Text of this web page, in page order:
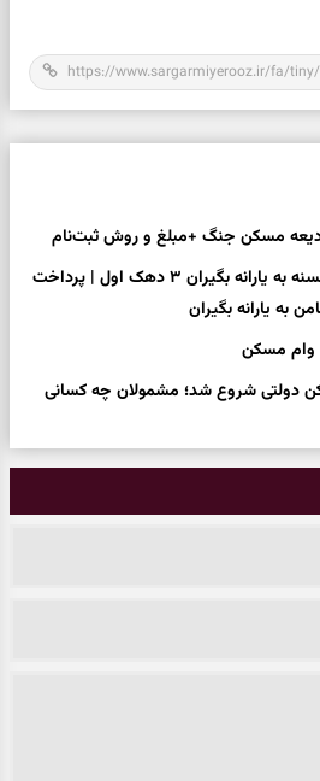
مسکن جنگ +مبلغ و روش ثبت‌نام
آغاز پرداخت وام قرض‌الحسنه به یارانه بگیران ۳ دهک اول | پرداخت
وام مسکن
دولتی شروع شد؛ مشمولان چه کسانی